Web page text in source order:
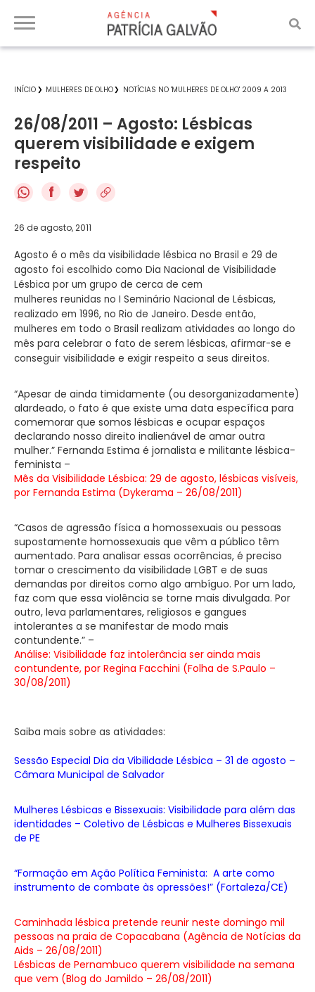
INÍCIO MULHERES DE OLHO NOTÍCIAS NO 'MULHERES DE OLHO' 2009 A 2013
26/08/2011 – Agosto: Lésbicas
querem visibilidade e exigem
respeito
f
26 de agosto, 2011
Agosto é o mês da visibilidade lésbica no Brasil e 29 de
agosto foi escolhido como Dia Nacional de Visibilidade
Lésbica por um grupo de cerca de cem
mulheres reunidas no I Seminário Nacional de Lésbicas,
realizado em 1996, no Rio de Janeiro. Desde então,
mulheres em todo o Brasil realizam atividades ao longo do
mês para celebrar o fato de serem lésbicas, afirmar-se e
conseguir visibilidade e exigir respeito a seus direitos.
“Apesar de ainda timidamente (ou desorganizadamente)
alardeado, o fato é que existe uma data específica para
comemorar que somos lésbicas e ocupar espaços
declarando nosso direito inalienável de amar outra
mulher.” Fernanda Estima é jornalista e militante lésbica-
feminista –
Mês da Visibilidade Lésbica: 29 de agosto, lésbicas visíveis,
por Fernanda Estima (Dykerama – 26/08/2011)
“Casos de agressão física a homossexuais ou pessoas
supostamente homossexuais que vêm a público têm
aumentado. Para analisar essas ocorrências, é preciso
tomar o crescimento da visibilidade LGBT e de suas
demandas por direitos como algo ambíguo. Por um lado,
faz com que essa violência se torne mais divulgada. Por
outro, leva parlamentares, religiosos e gangues
intolerantes a se manifestar de modo mais
contundente.” –
Análise: Visibilidade faz intolerância ser ainda mais
contundente, por Regina Facchini (Folha de S.Paulo –
30/08/2011)
Saiba mais sobre as atividades:
Sessão Especial Dia da Vibilidade Lésbica – 31 de agosto –
Câmara Municipal de Salvador
Mulheres Lésbicas e Bissexuais: Visibilidade para além das
identidades – Coletivo de Lésbicas e Mulheres Bissexuais
de PE
“Formação em Ação Política Feminista: A arte como
instrumento de combate às opressões!” (Fortaleza/CE)
Caminhada lésbica pretende reunir neste domingo mil
pessoas na praia de Copacabana (Agência de Notícias da
Aids – 26/08/2011)
Lésbicas de Pernambuco querem visibilidade na semana
que vem (Blog do Jamildo – 26/08/2011)